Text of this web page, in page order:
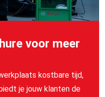
voor meer
kostbare tijd,
je jouw klanten de